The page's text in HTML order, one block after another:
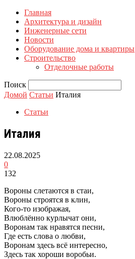
Главная
Архитектура и дизайн
Инженерные сети
Новости
Оборудование дома и квартиры
Строительство
Отделочные работы
Поиск
Домой Статьи Италия
Статьи
Италия
22.08.2025
0
132
Вороны слетаются в стаи,
Вороны строятся в клин,
Кого-то изображая,
Влюблённо курлычат они,
Воронам так нравятся песни,
Где есть слова о любви,
Воронам здесь всё интересно,
Здесь так хороши воробьи.